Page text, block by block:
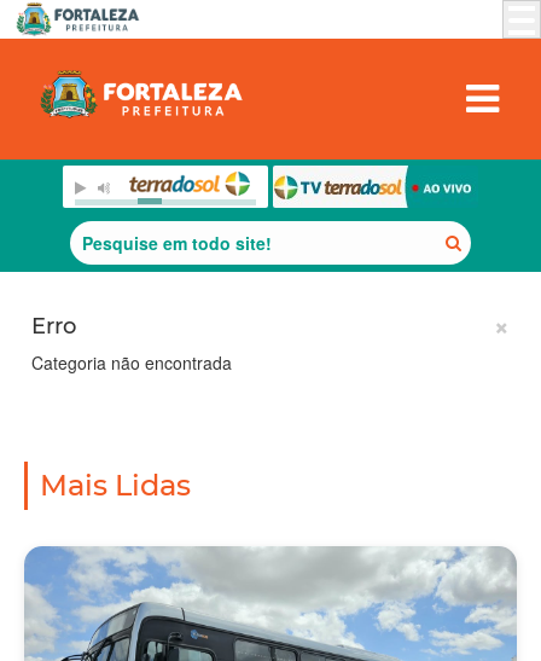
×
Erro
Categoria não encontrada
Mais Lidas